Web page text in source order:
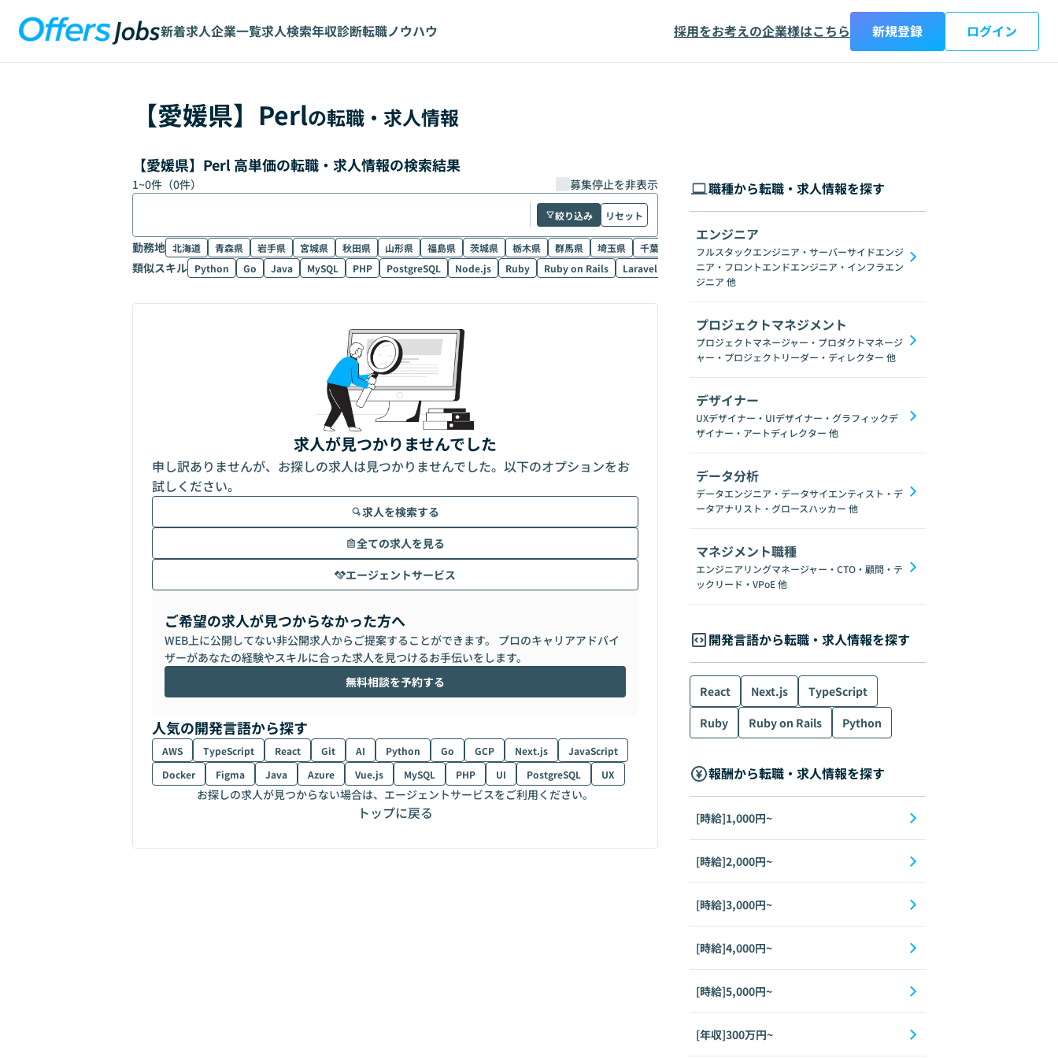
新着求人企業一覧求人検索年収診断転職ノウハウ 採用をお考えの企業様はこちら 新規登録 ログイン
【愛媛県】 Perlの転職・求人情報
【愛媛県】Perl 高単価の転職・求人情報の検索結果
1~0件（0件） 募集停止を非表示
絞り込み リセット
勤務地 北海道 青森県 岩手県 宮城県 秋田県 山形県 福島県 茨城県 栃木県 群馬県 埼玉県 千葉県 東京都 神奈川県 新潟県 富山県 石川県
類似スキル Python Go Java MySQL PHP PostgreSQL Node.js Ruby Ruby on Rails Laravel C# GraphQL SpringFramework Redis
求人が見つかりませんでした
申し訳ありませんが、お探しの求人は見つかりませんでした。以下のオプションをお
試しください。
求人を検索する
全ての求人を見る
エージェントサービス
ご希望の求人が見つからなかった方へ
WEB上に公開してない非公開求人からご提案することができます。 プロのキャリアアドバイ
ザーがあなたの経験やスキルに合った求人を見つけるお手伝いをします。
無料相談を予約する
人気の開発言語から探す
AWS TypeScript React Git AI Python Go GCP Next.js
JavaScript
Docker
Figma Java Azure Vue.js MySQL PHP UI PostgreSQL UX
お探しの求人が見つからない場合は、エージェントサービスをご利用ください。
トップに戻る
職種から転職・求人情報を探す
エンジニア
フルスタックエンジニア・サーバーサイドエンジ
ニア・フロントエンドエンジニア・インフラエン
ジニア 他
プロジェクトマネジメント
プロジェクトマネージャー・プロダクトマネージ
ャー・プロジェクトリーダー・ディレクター 他
デザイナー
UXデザイナー・UIデザイナー・グラフィックデ
ザイナー・アートディレクター 他
データ分析
データエンジニア・データサイエンティスト・デ
ータアナリスト・グロースハッカー 他
マネジメント職種
エンジニアリングマネージャー・CTO・顧問・テ
ックリード・VPoE他
開発言語から転職・求人情報を探す
React Next.js
TypeScript
Ruby
Ruby on Rails Python
報酬から転職・求人情報を探す
[時給]1,000円~
[時給]2,000円~
[時給]3,000円~
[時給]4,000円~
[時給]5,000円~
[年収]300万円~